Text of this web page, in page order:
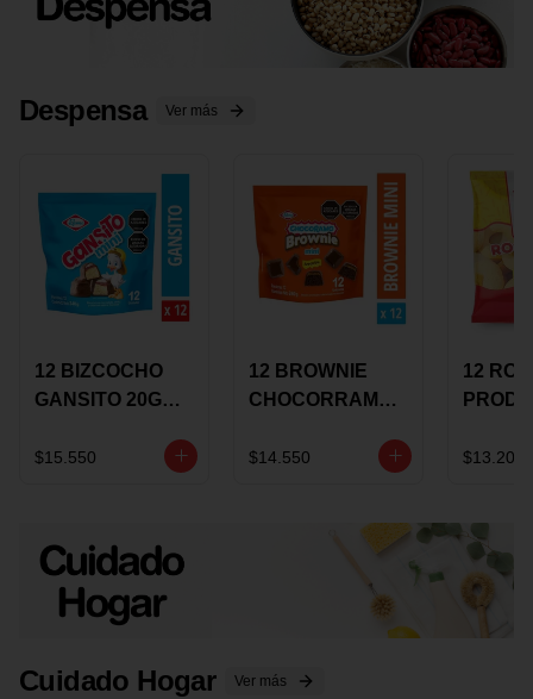
Despensa Ver más
12 BIZCOCHO
GANSITO 20G
MERMELADA
$15.550
12 BROWNIE
CHOCORRAMO
X 20 GRS
$14.550
12
X 15
$13.200
Cuidado Hogar Ver más